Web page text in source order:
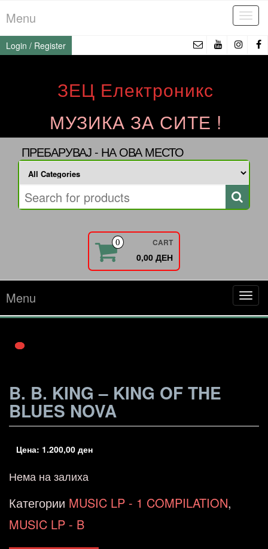
to
the
content
Menu
Login / Register
ЗЕЦ Електроникс
МУЗИКА ЗА СИТЕ !
ПРЕБАРУВАЈ - НА ОВА МЕСТО
0 CART
0,00 ДЕН
Menu
B. B. KING – KING OF THE
BLUES NOVA
Цена: 1.200,00 ден
Нема на залиха
Категории MUSIC LP - 1 COMPILATION,
MUSIC LP - B